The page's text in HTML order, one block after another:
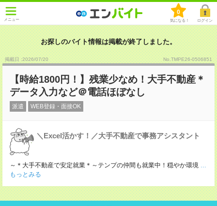
メニュー
0
気になる！ ログイン
お探しのバイト情報は掲載が終了しました。
掲載日 :2026/07/20 No.TMPE26-0506851
【時給1800円！】残業少なめ！大手不動産＊
データ入力など＠電話ほぼなし
派遣 WEB登録・面接OK
＼Excel活かす！／大手不動産で事務アシスタント
～＊大手不動産で安定就業＊～テンプの仲間も就業中！穏やか環境 ...
もっとみる